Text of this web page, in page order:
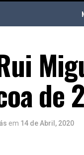
de
em 14 de Abril, 2020